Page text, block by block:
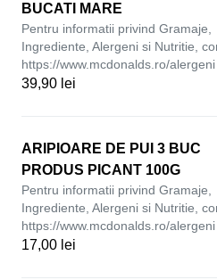
BUCATI MARE
Pentru informatii privind Gramaje,
Ingrediente, Alergeni si Nutritie,
https://www.mcdonalds.ro/alergeni
39,90 lei
ARIPIOARE DE PUI 3 BUC
PRODUS PICANT 100G
Pentru informatii privind Gramaje,
Ingrediente, Alergeni si Nutritie,
https://www.mcdonalds.ro/alergeni
17,00 lei